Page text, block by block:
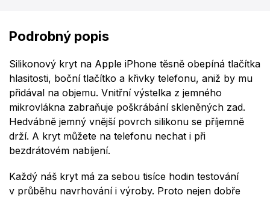
Podrobný popis
Silikonový kryt na Apple iPhone těsně obepíná tlačítka
hlasitosti, boční tlačítko a křivky telefonu, aniž by mu
přidával na objemu. Vnitřní výstelka z jemného
mikrovlákna zabraňuje poškrábání skleněných zad.
Hedvábně jemný vnější povrch silikonu se příjemně
drží. A kryt můžete na telefonu nechat i při
bezdrátovém nabíjení.
Každý náš kryt má za sebou tisíce hodin testování
v průběhu navrhování i výroby. Proto nejen dobře